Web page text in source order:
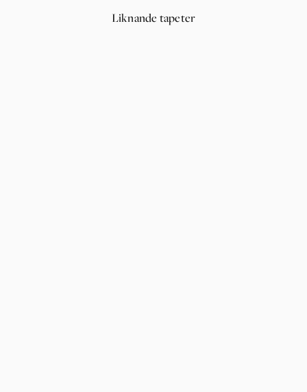
Liknande tapeter